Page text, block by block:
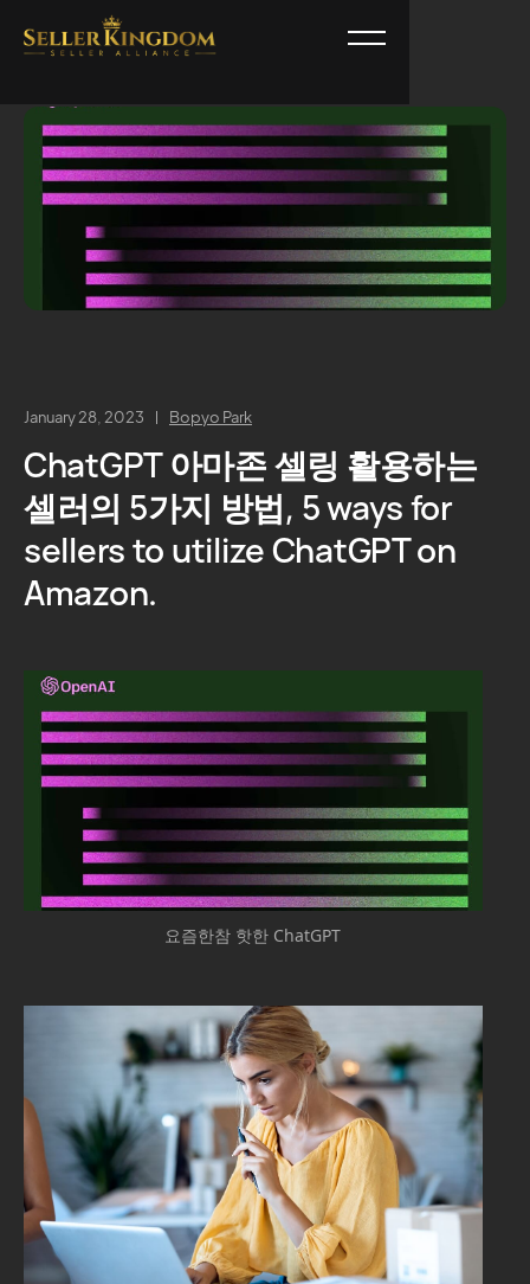
January 28, 2023 Bopyo Park
ChatGPT 아마존 셀링 활용하는
셀러의 5가지 방법, 5 ways for
sellers to utilize ChatGPT on
Amazon.
요즘한참 핫한 ChatGPT